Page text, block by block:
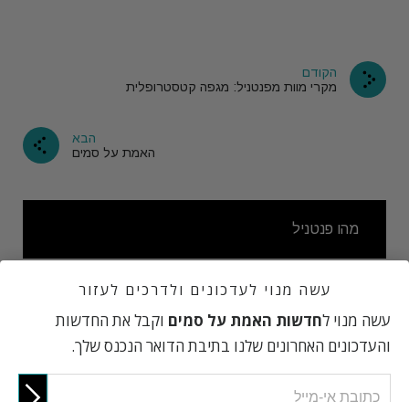
הקודם
מקרי מוות מפנטניל: מגפה קטסטרופלית
הבא
האמת על סמים
מהו פנטניל
איך משתמשים בפנטניל?
עשה מנוי לעדכונים ולדרכים לעזור
עשה מנוי לחדשות האמת על סמים וקבל את החדשות
והעדכונים האחרונים שלנו בתיבת הדואר הנכנס שלך.